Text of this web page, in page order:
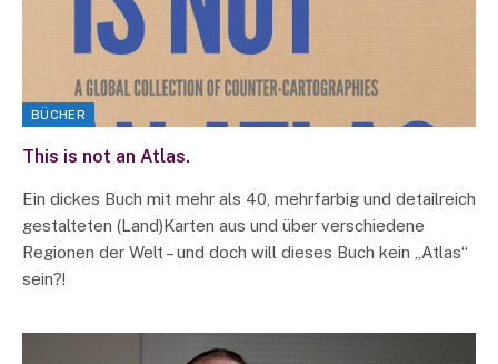
BÜCHER
This is not an Atlas.
Ein dickes Buch mit mehr als 40, mehrfarbig und detailreich
gestalteten (Land)Karten aus und über verschiedene
Regionen der Welt – und doch will dieses Buch kein „Atlas“
sein?!